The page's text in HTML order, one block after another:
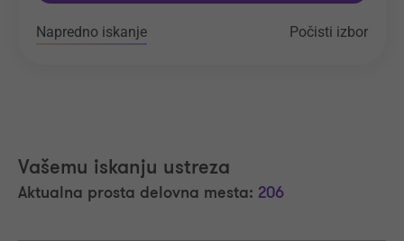
Napredno iskanje Počisti izbor
Vašemu iskanju ustreza
Aktualna prosta delovna mesta: 206